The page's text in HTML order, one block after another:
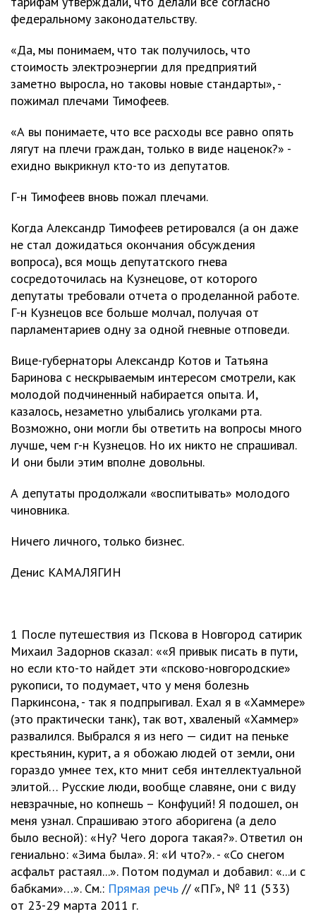
федеральному законодательству.
«Да, мы понимаем, что так получилось, что
стоимость электроэнергии для предприятий
заметно выросла, но таковы новые стандарты», -
пожимал плечами Тимофеев.
«А вы понимаете, что все расходы все равно опять
лягут на плечи граждан, только в виде наценок?» -
ехидно выкрикнул кто-то из депутатов.
Г-н Тимофеев вновь пожал плечами.
Когда Александр Тимофеев ретировался (а он даже
не стал дожидаться окончания обсуждения
вопроса), вся мощь депутатского гнева
сосредоточилась на Кузнецове, от которого
депутаты требовали отчета о проделанной работе.
Г-н Кузнецов все больше молчал, получая от
парламентариев одну за одной гневные отповеди.
Вице-губернаторы Александр Котов и Татьяна
Баринова с нескрываемым интересом смотрели, как
молодой подчиненный набирается опыта. И,
казалось, незаметно улыбались уголками рта.
Возможно, они могли бы ответить на вопросы много
лучше, чем г-н Кузнецов. Но их никто не спрашивал.
И они были этим вполне довольны.
А депутаты продолжали «воспитывать» молодого
чиновника.
Ничего личного, только бизнес.
Денис КАМАЛЯГИН
1 После путешествия из Пскова в Новгород сатирик
Михаил Задорнов сказал: ««Я привык писать в пути,
но если кто-то найдет эти «псково-новгородские»
рукописи, то подумает, что у меня болезнь
Паркинсона, - так я подпрыгивал. Ехал я в «Хаммере»
(это практически танк), так вот, хваленый «Хаммер»
развалился. Выбрался я из него — сидит на пеньке
крестьянин, курит, а я обожаю людей от земли, они
гораздо умнее тех, кто мнит себя интеллектуальной
элитой… Русские люди, вообще славяне, они с виду
невзрачные, но копнешь – Конфуций! Я подошел, он
меня узнал. Спрашиваю этого аборигена (а дело
было весной): «Ну? Чего дорога такая?». Ответил он
гениально: «Зима была». Я: «И что?». - «Со снегом
асфальт растаял...». Потом подумал и добавил: «...и с
бабками»…». См.: Прямая речь // «ПГ», № 11 (533)
от 23-29 марта 2011 г.